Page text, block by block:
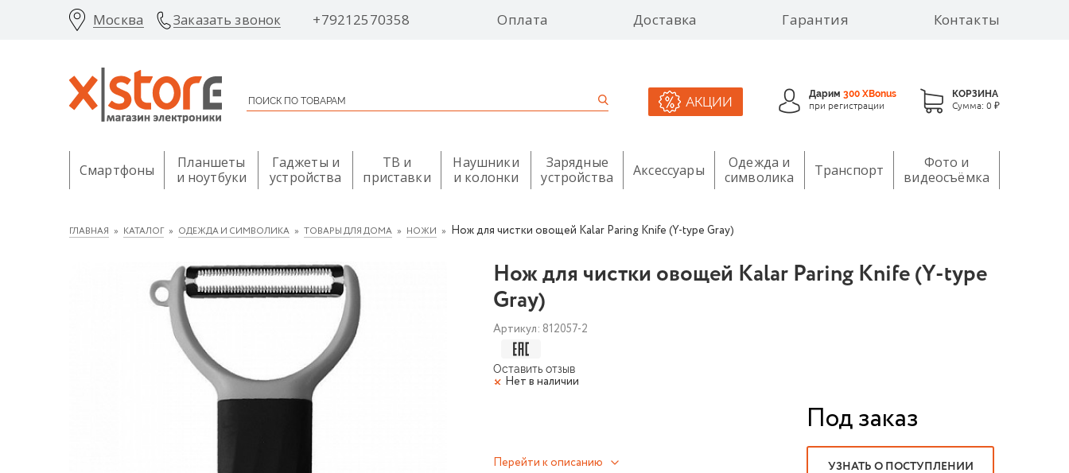
Москва Заказать звонок +79212570358 Оплата Доставка Гарантия Контакты
АКЦИИ
Дарим 300 XBonus
при регистрации
КОРЗИНА
Сумма: 0 ₽
Смартфоны
Планшеты
и ноутбуки
Гаджеты и
устройства
ТВ и
приставки
Наушники
и колонки
Зарядные
устройства
Аксессуары
Одежда и
символика
Транспорт
Фото и
видеосъёмка
ГЛАВНАЯ КАТАЛОГ ОДЕЖДА И СИМВОЛИКА ТОВАРЫ ДЛЯ ДОМА НОЖИ Нож для чистки овощей Kalar Paring Knife (Y-type Gray)
Нож для чистки овощей Kalar Paring Knife (Y-type
Gray)
Артикул: 812057-2
Оставить отзыв
Нет в наличии
Перейти к описанию
Под заказ
УЗНАТЬ О ПОСТУПЛЕНИИ